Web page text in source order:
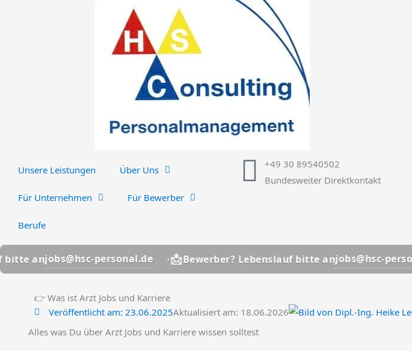
Unsere Leistungen Über Uns
Für Unternehmen Für Bewerber
Berufe
+49 30 89540502
Bundesweiter Direktkontakt
jobs@hsc-personal.de 📩Bewerber? Lebenslauf bitte anjobs@hsc-personal.de
👉 Was ist Arzt Jobs und Karriere
Veröffentlicht am: 23.06.2025Aktualisiert am: 18.06.2026
Alles was Du über Arzt Jobs und Karriere wissen solltest